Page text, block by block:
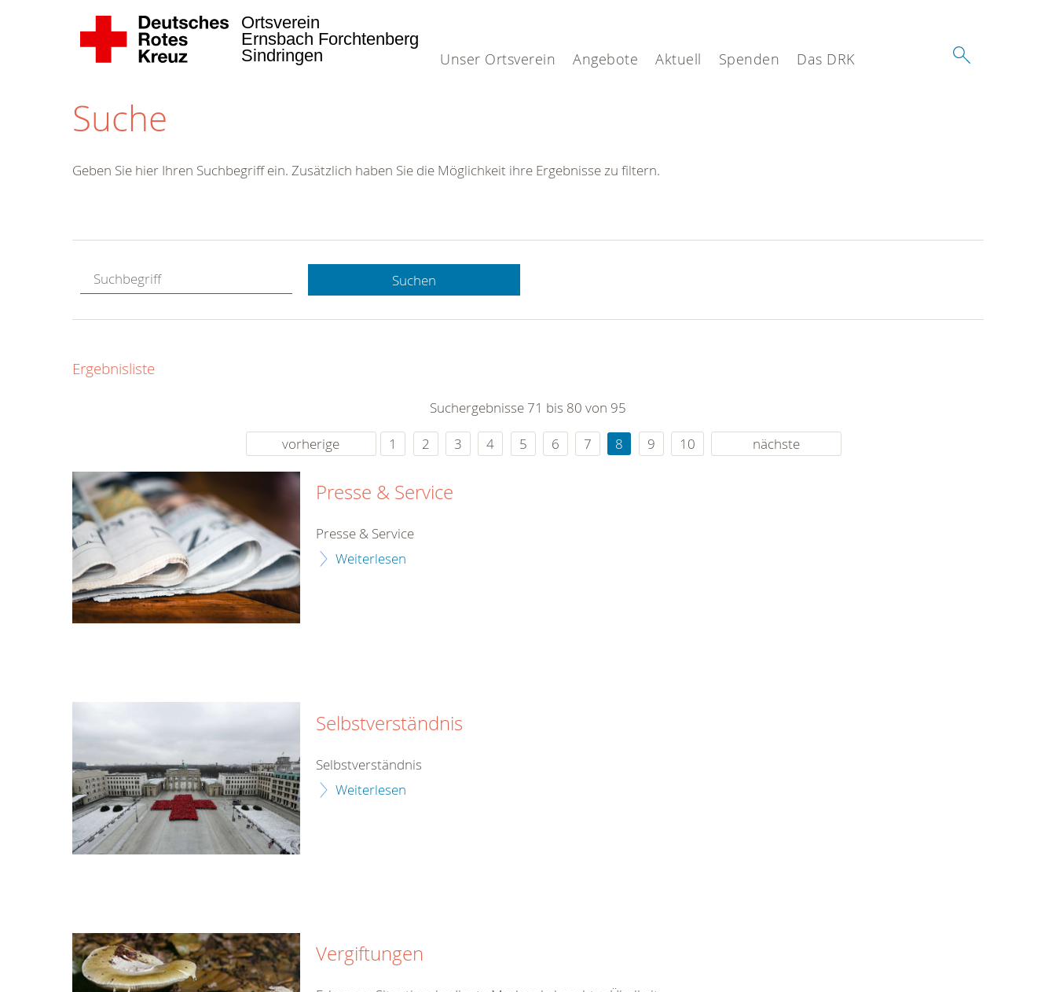
Unser Ortsverein Angebote Aktuell Spenden Das DRK
Ortsverein
Ernsbach Forchtenberg
Sindringen
Suche
Hotline.
gerne.
rund um die Uhr
Geben Sie hier Ihren Suchbegriff ein. Zusätzlich haben Sie die Möglichkeit ihre Ergebnisse zu filtern.
Suchen
Ergebnisliste
Suchergebnisse 71 bis 80 von 95
vorherige
1 2 3 4 5 6 7 8 9 10 nächste
Presse & Service
Presse & Service
Weiterlesen
Selbstverständnis
Selbstverständnis
Weiterlesen
Vergiftungen